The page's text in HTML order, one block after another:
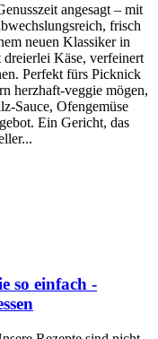
angesagt – mit
frisch
neuen Klassiker in
Käse, verfeinert
Perfekt fürs Picknick
herzhaft-veggie mögen,
Sauce, Ofengemüse
Ein Gericht, das
so einfach -